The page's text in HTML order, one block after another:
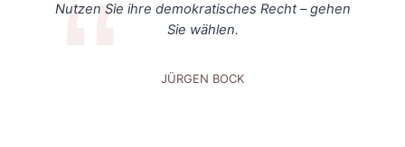
Nutzen Sie ihre demokratisches Recht – gehen
Sie wählen.
JÜRGEN BOCK